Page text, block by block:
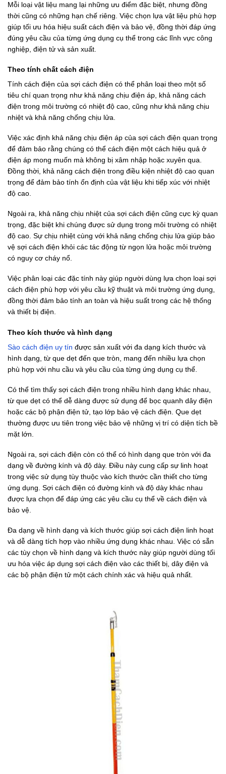
Mỗi loại vật liệu mang lại những ưu điểm đặc biệt, nhưng đồng
thời cũng có những hạn chế riêng. Việc chọn lựa vật liệu phù hợp
giúp tối ưu hóa hiệu suất cách điện và bảo vệ, đồng thời đáp ứng
đúng yêu cầu của từng ứng dụng cụ thể trong các lĩnh vực công
nghiệp, điện tử và sản xuất.
Theo tính chất cách điện
Tính cách điện của sợi cách điện có thể phân loại theo một số
tiêu chí quan trọng như khả năng chịu điện áp, khả năng cách
điện trong môi trường có nhiệt độ cao, cũng như khả năng chịu
nhiệt và khả năng chống chịu lửa.
Việc xác định khả năng chịu điện áp của sợi cách điện quan trọng
để đảm bảo rằng chúng có thể cách điện một cách hiệu quả ở
điện áp mong muốn mà không bị xâm nhập hoặc xuyên qua.
Đồng thời, khả năng cách điện trong điều kiện nhiệt độ cao quan
trọng để đảm bảo tính ổn định của vật liệu khi tiếp xúc với nhiệt
độ cao.
Ngoài ra, khả năng chịu nhiệt của sợi cách điện cũng cực kỳ quan
trọng, đặc biệt khi chúng được sử dụng trong môi trường có nhiệt
độ cao. Sự chịu nhiệt cùng với khả năng chống chịu lửa giúp bảo
vệ sợi cách điện khỏi các tác động từ ngọn lửa hoặc môi trường
có nguy cơ cháy nổ.
Việc phân loại các đặc tính này giúp người dùng lựa chọn loại sợi
cách điện phù hợp với yêu cầu kỹ thuật và môi trường ứng dụng,
đồng thời đảm bảo tính an toàn và hiệu suất trong các hệ thống
và thiết bị điện.
Theo kích thước và hình dạng
Sào cách điện uy tín được sản xuất với đa dạng kích thước và
hình dạng, từ que dẹt đến que tròn, mang đến nhiều lựa chọn
phù hợp với nhu cầu và yêu cầu của từng ứng dụng cụ thể.
Có thể tìm thấy sợi cách điện trong nhiều hình dạng khác nhau,
từ que dẹt có thể dễ dàng được sử dụng để bọc quanh dây điện
hoặc các bộ phận điện tử, tạo lớp bảo vệ cách điện. Que dẹt
thường được ưu tiên trong việc bảo vệ những vị trí có diện tích bề
mặt lớn.
Ngoài ra, sợi cách điện còn có thể có hình dạng que tròn với đa
dạng về đường kính và độ dày. Điều này cung cấp sự linh hoạt
trong việc sử dụng tùy thuộc vào kích thước cần thiết cho từng
ứng dụng. Sợi cách điện có đường kính và độ dày khác nhau
được lựa chọn để đáp ứng các yêu cầu cụ thể về cách điện và
bảo vệ.
Đa dạng về hình dạng và kích thước giúp sợi cách điện linh hoạt
và dễ dàng tích hợp vào nhiều ứng dụng khác nhau. Việc có sẵn
các tùy chọn về hình dạng và kích thước này giúp người dùng tối
ưu hóa việc áp dụng sợi cách điện vào các thiết bị, dây điện và
các bộ phận điện tử một cách chính xác và hiệu quả nhất.